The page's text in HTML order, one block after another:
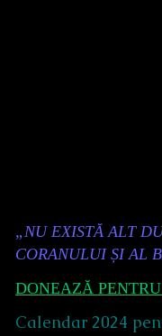
Content
Header
„NU EXISTĂ ALT
CORANULUI ȘI AL
DONEAZĂ
Calendar 2024